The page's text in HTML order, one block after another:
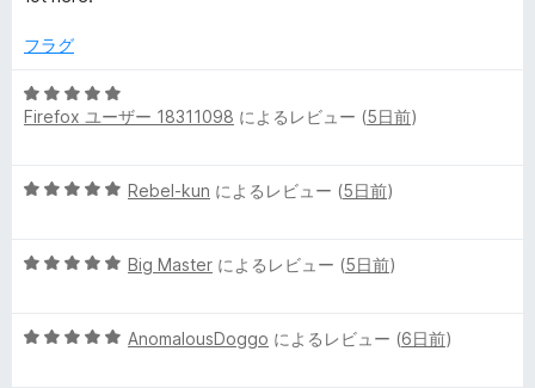
フラグ
5
段
5
価
Firefox ユーザー 18311098 によるレビュー (5日前)
5
中
評
Rebel-kun によるレビュー (5日前)
5
中
Big Master によるレビュー (5日前)
5
AnomalousDoggo によるレビュー (6日前)